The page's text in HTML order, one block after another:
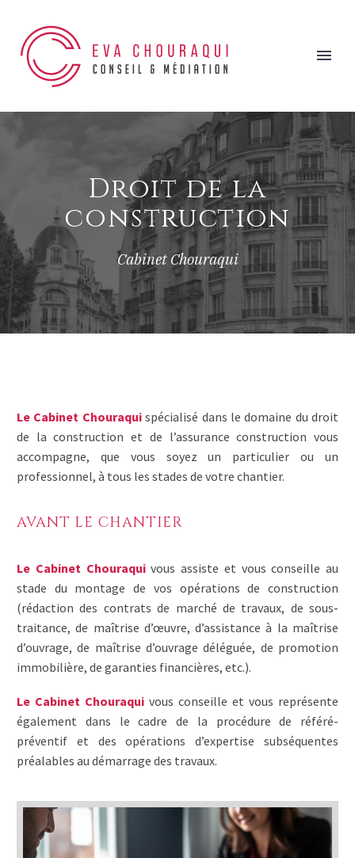
Droit de la
construction
Cabinet Chouraqui
Le Cabinet Chouraqui spécialisé dans le domaine du droit
de la construction et de l’assurance construction vous
accompagne, que vous soyez un particulier ou un
professionnel, à tous les stades de votre chantier.
AVANT LE CHANTIER
Le Cabinet Chouraquivous assiste et vous conseille au
stade du montage de vos opérations de construction
(rédaction des contrats de marché de travaux, de sous-
traitance, de maîtrise d’œuvre, d’assistance à la maîtrise
d’ouvrage, de maîtrise d’ouvrage déléguée, de promotion
immobilière, de garanties financières, etc.).
Le Cabinet Chouraqui vous conseille et vous représente
également dans le cadre de la procédure de référé-
préventif et des opérations d’expertise subséquentes
préalables au démarrage des travaux.